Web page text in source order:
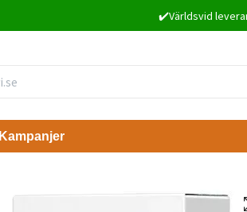
✔️Världsvid
Kampanjer